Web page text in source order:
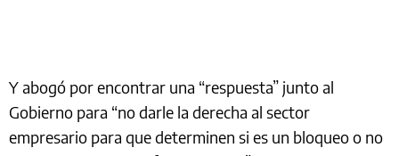
Y abogó por encontrar una “respuesta” junto al
Gobierno para “no darle la derecha al sector
empresario para que determinen si es un bloqueo o no